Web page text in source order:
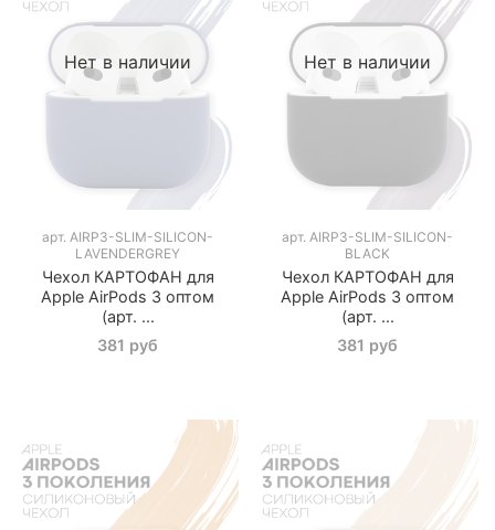
Нет в наличии
арт. AIRP3-SLIM-SILICON-
LAVENDERGREY
Чехол КАРТОФАН для
Apple AirPods 3 оптом
(арт. ...
381 руб
Нет в наличии
арт. AIRP3-SLIM-SILICON-
BLACK
Чехол КАРТОФАН для
Apple AirPods 3 оптом
(арт. ...
381 руб